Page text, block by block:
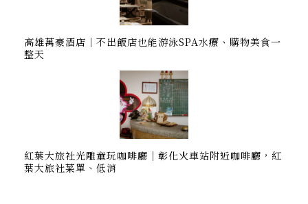
高雄萬豪酒店｜不出飯店也能游泳SPA水療、購物美食一
整天
紅葉大旅社光雕童玩咖啡廳｜彰化火車站附近咖啡廳，紅
葉大旅社菜單、低消